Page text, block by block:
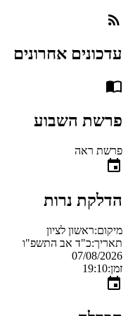
עדכונים אחרונים
פרשת השבוע
פרשת ראה
הדלקת נרות
מיקום:ראשון לציון
תאריך:כ"ד אב התשפ"ו
07/08/2026
זמן:19:10